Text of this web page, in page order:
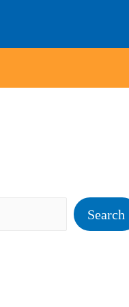
Search